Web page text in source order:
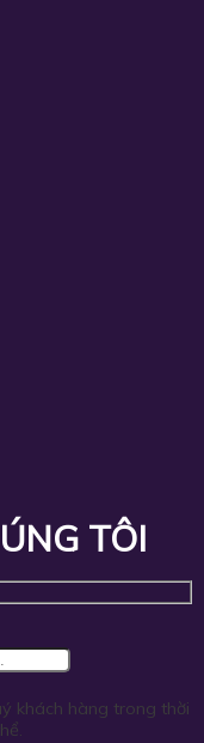
TÔI
khách hàng trong thời